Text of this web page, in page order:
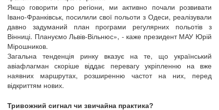
Якщо говорити про регіони, ми активно почали розвивати
Івано-Франківськ, посилили свої польоти з Одеси, реалізували
давно задуманий план програми регулярних польотів з
Вінниці. Плануємо Львів-Вільнюс», - каже президент МАУ Юрій
Мірошников.
Загальна тенденція ринку вказує на те, що український
авіафлагман скоріше віддає перевагу укріпленню на вже
наявних маршрутах, розширенню частот на них, перед
відкриттям нових.
Тривожний сигнал чи звичайна практика?